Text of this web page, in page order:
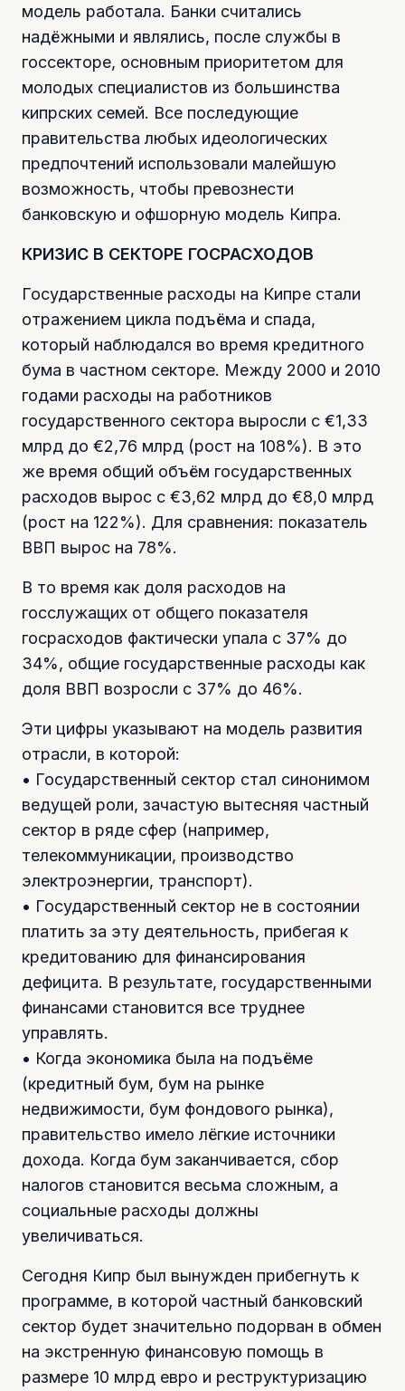
модель работала. Банки считались
надёжными и являлись, после службы в
госсекторе, основным приоритетом для
молодых специалистов из большинства
кипрских семей. Все последующие
правительства любых идеологических
предпочтений использовали малейшую
возможность, чтобы превознести
банковскую и офшорную модель Кипра.
КРИЗИС В СЕКТОРЕ ГОСРАСХОДОВ
Государственные расходы на Кипре стали
отражением цикла подъёма и спада,
который наблюдался во время кредитного
бума в частном секторе. Между 2000 и 2010
годами расходы на работников
государственного сектора выросли с €1,33
млрд до €2,76 млрд (рост на 108%). В это
же время общий объём государственных
расходов вырос с €3,62 млрд до €8,0 млрд
(рост на 122%). Для сравнения: показатель
ВВП вырос на 78%.
В то время как доля расходов на
госслужащих от общего показателя
госрасходов фактически упала с 37% до
34%, общие государственные расходы как
доля ВВП возросли с 37% до 46%.
Эти цифры указывают на модель развития
отрасли, в которой:
• Государственный сектор стал синонимом
ведущей роли, зачастую вытесняя частный
сектор в ряде сфер (например,
телекоммуникации, производство
электроэнергии, транспорт).
• Государственный сектор не в состоянии
платить за эту деятельность, прибегая к
кредитованию для финансирования
дефицита. В результате, государственными
финансами становится все труднее
управлять.
• Когда экономика была на подъёме
(кредитный бум, бум на рынке
недвижимости, бум фондового рынка),
правительство имело лёгкие источники
дохода. Когда бум заканчивается, сбор
налогов становится весьма сложным, а
социальные расходы должны
увеличиваться.
Сегодня Кипр был вынужден прибегнуть к
программе, в которой частный банковский
сектор будет значительно подорван в обмен
на экстренную финансовую помощь в
размере 10 млрд евро и реструктуризацию